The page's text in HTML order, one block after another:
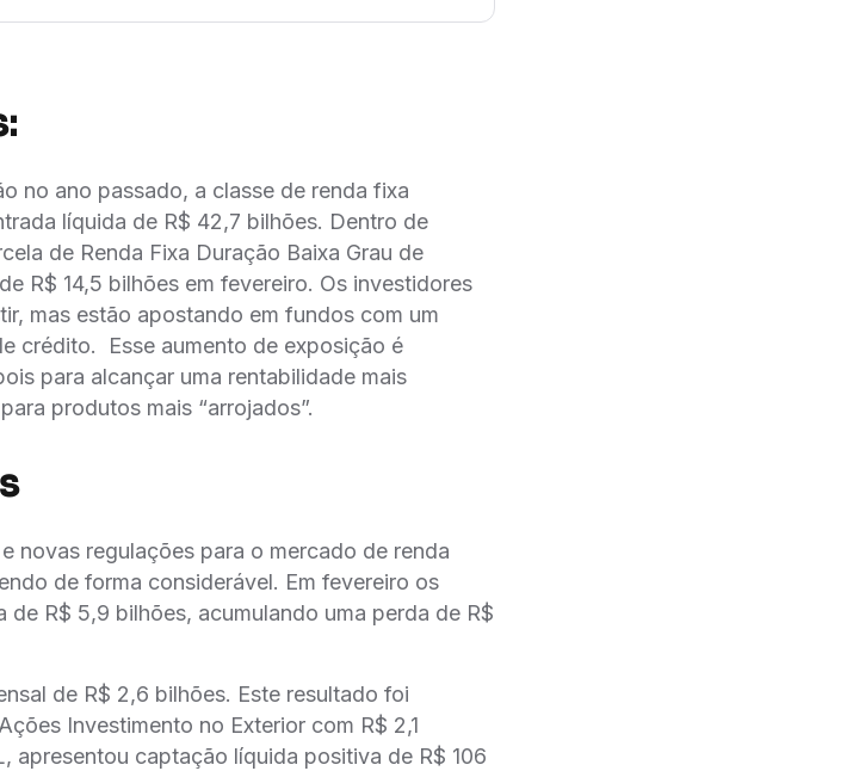
no ano passado, a classe de renda fixa
líquida de R$ 42,7 bilhões. Dentro de
de Renda Fixa Duração Baixa Grau de
R$ 14,5 bilhões em fevereiro. Os investidores
mas estão apostando em fundos com um
crédito. Esse aumento de exposição é
para alcançar uma rentabilidade mais
produtos mais “arrojados”.
novas regulações para o mercado de renda
de forma considerável. Em fevereiro os
R$ 5,9 bilhões, acumulando uma perda de R$
de R$ 2,6 bilhões. Este resultado foi
Investimento no Exterior com R$ 2,1
apresentou captação líquida positiva de R$ 106